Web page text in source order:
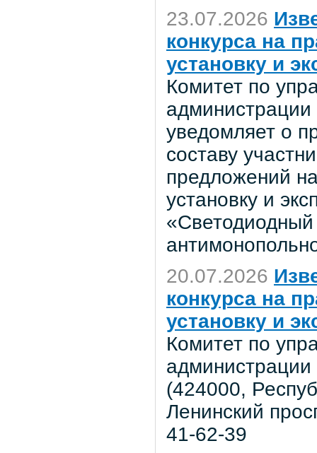
23.07.2026
конкурса на
установку и
Комитет по
администрации
уведомляет о
составу
предложений
установку и
20.07.2026
конкурса на
установку и
Комитет по
администрации
(424000,
Ленинский
41-62-39